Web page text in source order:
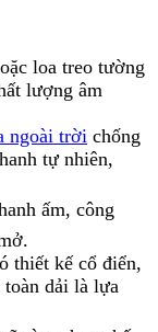
loa treo tường
lượng âm
ngoài trời chống
tự nhiên,
ấm, công
thiết kế cổ điển,
toàn dải là lựa